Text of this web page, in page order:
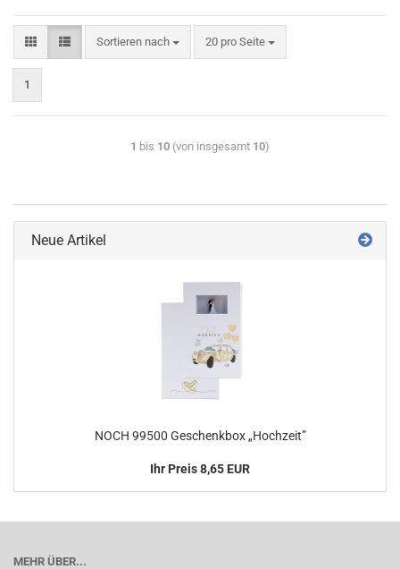
Sortieren nach 20 pro Seite
1
1 bis 10 (von insgesamt 10)
Neue Artikel
NOCH 99500 Geschenkbox „Hochzeit”
Ihr Preis 8,65 EUR
MEHR ÜBER...